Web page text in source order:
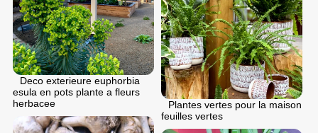
Deco exterieure euphorbia
esula en pots plante a fleurs
herbacee
Plantes vertes pour la maison
feuilles vertes